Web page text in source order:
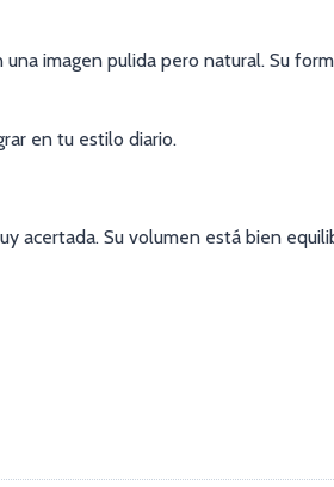
imagen pulida pero natural. Su
en tu estilo diario.
acertada. Su volumen está bien